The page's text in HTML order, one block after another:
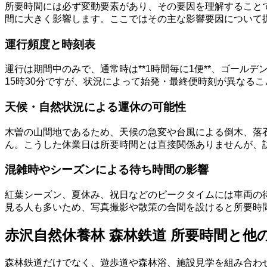
所要時間には必ず変動要素があり、その要因を理解するこ
間に大きく影響します。ここではその主な影響要因について
運行頻度と時刻表
運行は期間中のみで、通常時は**1時間毎に1便**、ゴールデ
15時30分ですが、状況によって始発・最終便時刻が異なる
天候・自然状況による運休の可能性
木曽の山間地であるため、天候の急変や台風による倒木、
ん。こうした休業日は所要時間とは直接関係ありませんが
混雑時やシーズンによる待ち時間の影響
紅葉シーズン、夏休み、祝日などのピークタイムには車両
見る人も多いため、写真撮影や散策の合間を設けると所要
赤沢自然休養林 森林鉄道 所要時間と
森林鉄道だけでなく、遊歩道や森林浴、施設見学を組み合